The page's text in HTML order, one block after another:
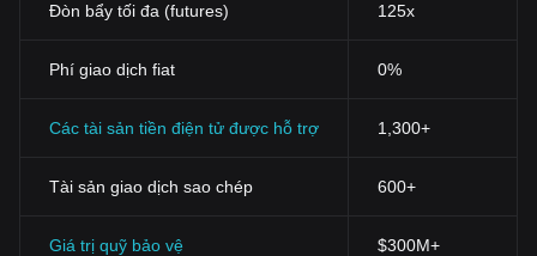
Đòn bẩy tối đa (futures) 125x
Phí giao dịch fiat 0%
Các tài sản tiền điện tử được hỗ trợ 1,300+
Tài sản giao dịch sao chép 600+
Giá trị quỹ bảo vệ $300M+